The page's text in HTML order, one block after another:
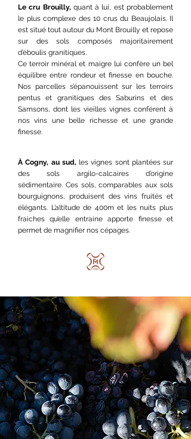
Le cru Brouilly, quant à lui, est probablement
le plus complexe des 10 crus du Beaujolais. Il
est situé tout autour du Mont Brouilly et repose
sur des sols composés majoritairement
d’éboulis granitiques.
Ce terroir minéral et maigre lui confère un bel
équilibre entre rondeur et finesse en bouche.
Nos parcelles s’épanouissent sur les terroirs
pentus et granitiques des Saburins et des
Samsons, dont les vieilles vignes conférent à
nos vins une belle richesse et une grande
finesse.
À Cogny, au sud, les vignes sont plantées sur
des sols argilo-calcaires d’origine
sédimentaire. Ces sols, comparables aux sols
bourguignons, produisent des vins fruités et
élégants. L’altitude de 400m et les nuits plus
fraiches qu’elle entraine apporte finesse et
permet de magnifier nos cépages.